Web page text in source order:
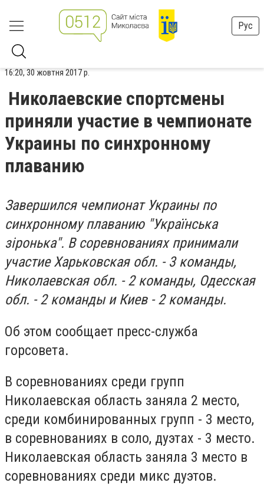
Рус
16:20, 30 жовтня 2017 р.
Николаевские спортсмены
приняли участие в чемпионате
Украины по синхронному
плаванию
Завершился чемпионат Украины по
синхронному плаванию "Українська
зіронька". В соревнованиях принимали
участие Харьковская обл. - 3 команды,
Николаевская обл. - 2 команды, Одесская
обл. - 2 команды и Киев - 2 команды.
Об этом сообщает пресс-служба
горсовета.
В соревнованиях среди групп
Николаевская область заняла 2 место,
среди комбинированных групп - 3 место,
в соревнованиях в соло, дуэтах - 3 место.
Николаевская область заняла 3 место в
соревнованиях среди микс дуэтов.